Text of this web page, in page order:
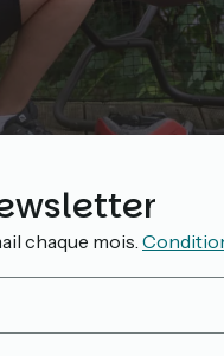
chaque mois.